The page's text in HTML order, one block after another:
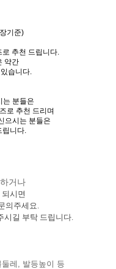
기준)
추천 드립니다.
약간
습니다.
는 분들은
로 추천 드리며
으시는 분들은
니다.
거나
시면
의주세요.
시길 부탁 드립니다.
레, 발등높이 등